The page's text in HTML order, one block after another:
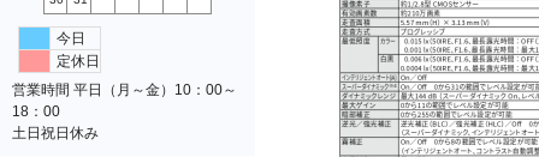
今日
定休日
営業時間 平日（月～金）10：00～
18：00
土日祝日休み